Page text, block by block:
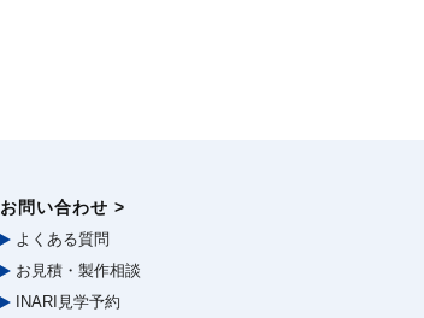
お問い合わせ >
よくある質問
お見積・製作相談
INARI見学予約